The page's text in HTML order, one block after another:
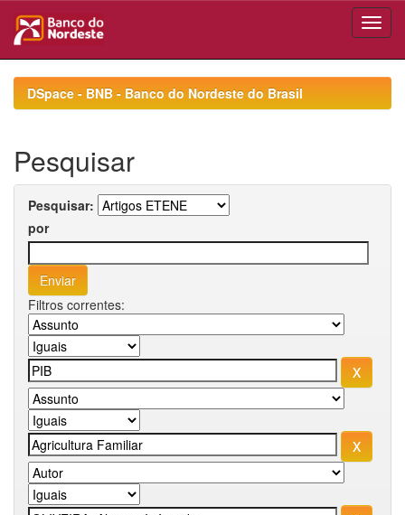
navigationDSpace - BNB - Banco do Nordeste do Brasil
Pesquisar
Pesquisar:
por
Filtros correntes: